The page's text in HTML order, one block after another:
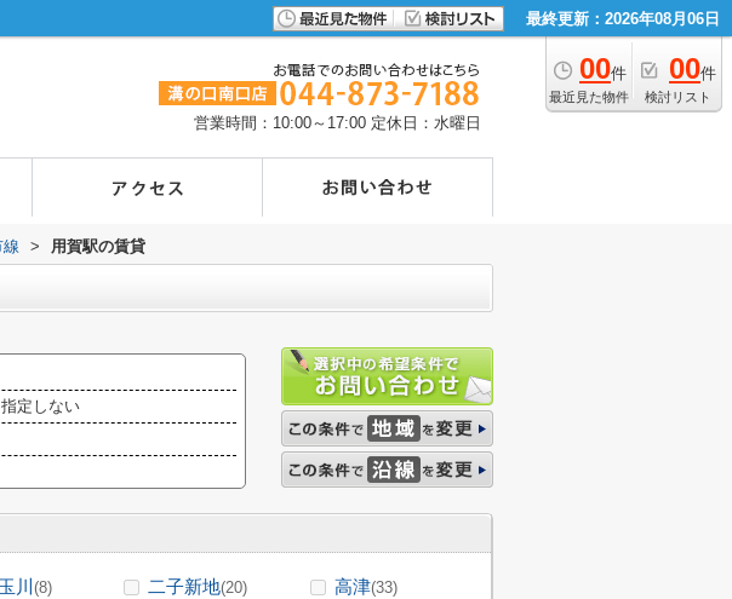
最終更新：2026年08月06日
00件
最近見た物件
00件
検討リスト
営業時間：10:00～17:00 定休日：水曜日
> 用賀駅の賃貸
指定しない
川 (8) 二子新地(20) 高津(33)